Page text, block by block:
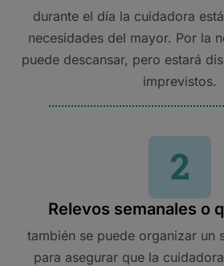
durante el día la cuidadora
necesidades del mayor. Por la
puede descansar, pero estará
imprevistos.
Relevos semanales o
también se puede organizar un
para asegurar que la